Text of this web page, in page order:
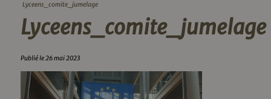
Lyceens_comite_jumelage
Lyceens_comite_jumelage
Publié le 26 mai 2023